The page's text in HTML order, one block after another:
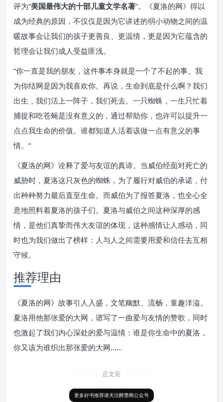
评为“美国最伟大的十部儿童文学名著”。《夏洛的网》得以
成为经典的原因，不仅仅是因为它讲述的弱小动物之间的温
暖故事会让我们的孩子更善良、更温情，更是因为它蕴含的
哲理会让我们成人受益匪浅。
“你一直是我的朋友，这件事本身就是一个了不起的事。我
为你结网是因为我喜欢你。再说，生命到底是什么啊？我们
出生，我们活上一阵子，我们死去。一只蜘蛛，一生只忙着
捕捉和吃苍蝇是没有意义的，通过帮助你，也许可以提升一
点点我生命的价值。谁都知道人活着该做一点有意义的事
情。”
《夏洛的网》诠释了爱与友谊的真谛。当威伯经面对死亡的
威胁时，夏洛这只灰色的蜘蛛，为了履行对威伯的承诺，付
出种种努力最后直至生命。而威伯为了报答夏洛，也全心全
意地照料着夏洛的孩子们。夏洛与威伯之间这种深厚的感
情，是他们真挚而伟大友谊的体现，这种感情让人感动，同
时也为我们做出了榜样：人与人之间需要用爱和信任去互相
守候。
推荐理由
《夏洛的网》故事引人入盛，文笔幽默、流畅，童趣洋溢。
夏洛用他那张爱的大网，谱写了一曲爱与友情的赞歌，同时
也激起了我们内心深处的爱与温情：谁是你生命中的夏洛，
你又该为谁织出那张爱的大网……
正文完
更多好书推荐请关注醉墨阁公众号